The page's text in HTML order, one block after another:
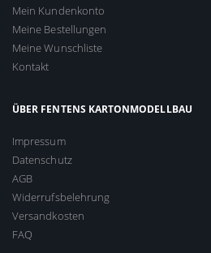
Mein Kundenkonto
Meine Bestellungen
Meine Wunschliste
Kontakt
ÜBER FENTENS KARTONMODELLBAU
Impressum
Datenschutz
AGB
Widerrufsbelehrung
Versandkosten
FAQ